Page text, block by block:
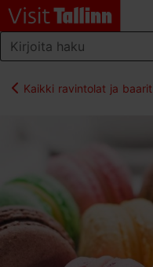
Kaikki ravintolat ja baarit